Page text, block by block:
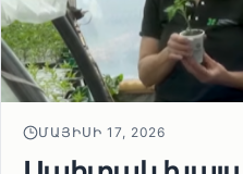
ՄԱՅԻՍԻ 17, 2026